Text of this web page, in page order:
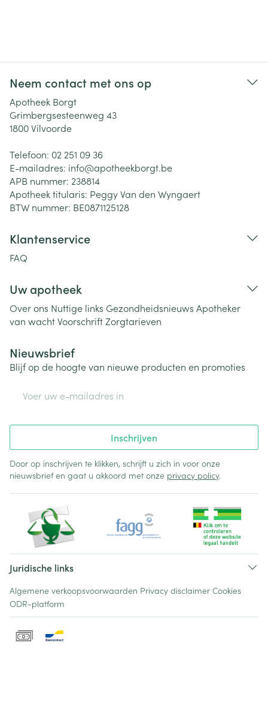
Neem contact met ons op
Apotheek Borgt
Grimbergsesteenweg 43
1800Vilvoorde
Telefoon: 02 251 09 36
E-mailadres: info@apotheekborgt.be
APB nummer: 238814
Apotheek titularis: Peggy Van den Wyngaert
BTW nummer: BE0871125128
Klantenservice
FAQ
Uw apotheek
Over ons Nuttige links Gezondheidsnieuws Apotheker
van wachtVoorschriftZorgtarieven
Nieuwsbrief
Blijf op de hoogte van nieuwe producten en promoties
Inschrijven
Door op inschrijven te klikken, schrijft u zich in voor onze
nieuwsbrief en gaat u akkoord met onze privacy policy.
Juridische links
Algemene verkoopsvoorwaarden Privacy disclaimer Cookies
ODR-platform